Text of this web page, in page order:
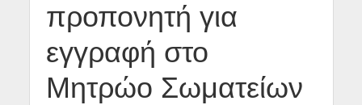
προπονητή για
εγγραφή στο
Μητρώο Σωματείων